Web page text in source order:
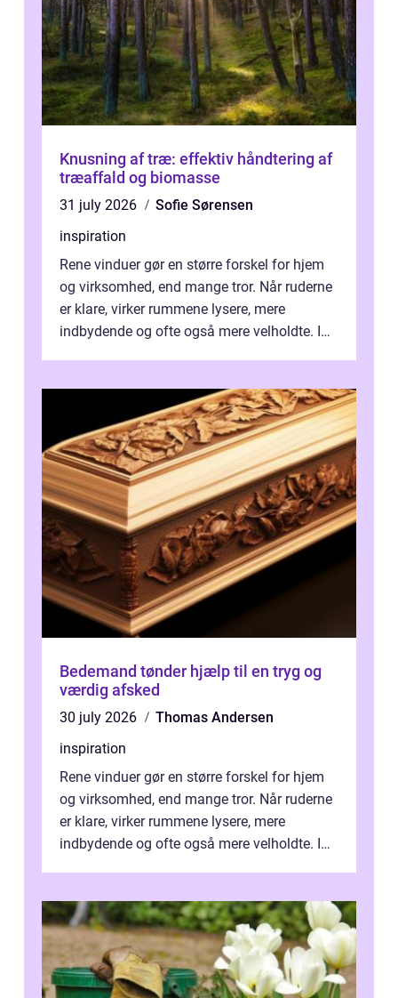
Knusning af træ: effektiv håndtering af
træaffald og biomasse
31 july 2026
Sofie Sørensen
inspiration
Rene vinduer gør en større forskel for hjem
og virksomhed, end mange tror. Når ruderne
er klare, virker rummene lysere, mere
indbydende og ofte også mere velholdte. I
Bedemand tønder hjælp til en tryg og
værdig afsked
30 july 2026
Thomas Andersen
inspiration
Rene vinduer gør en større forskel for hjem
og virksomhed, end mange tror. Når ruderne
er klare, virker rummene lysere, mere
indbydende og ofte også mere velholdte. I